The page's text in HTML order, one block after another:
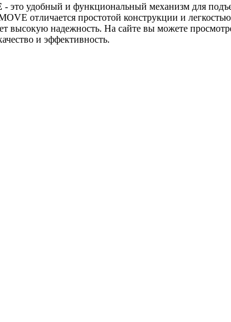
- это удобный и функциональный механизм для
отличается простотой конструкции и
высокую надежность. На сайте вы можете
качество и эффективность.